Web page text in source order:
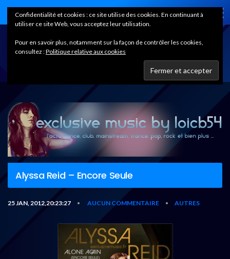
Home
Alyssa Reid – Encore Seule
25 JAN, 2012,20:23:27 • AUCUN COMMENTAIRE • AUTRES
Confidentialité et cookies : ce site utilise des cookies. En continuant à
utiliser ce site Web, vous acceptez leur utilisation.
Pour en savoir plus, notamment sur la façon de contrôler les cookies,
consultez :Politique relative aux cookies